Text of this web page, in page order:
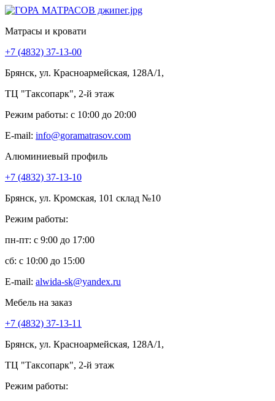
Матрасы и кровати
+7 (4832) 37-13-00
Брянск, ул. Красноармейская, 128А/1,
ТЦ "Таксопарк", 2-й этаж
Режим работы: c 10:00 до 20:00
E-mail: info@goramatrasov.com
Алюминиевый профиль
+7 (4832) 37-13-10
Брянск, ул. Кромская, 101 склад №10
Режим работы:
пн-пт: c 9:00 до 17:00
сб: c 10:00 до 15:00
E-mail: alwida-sk@yandex.ru
Мебель на заказ
+7 (4832) 37-13-11
Брянск, ул. Красноармейская, 128А/1,
ТЦ "Таксопарк", 2-й этаж
Режим работы: